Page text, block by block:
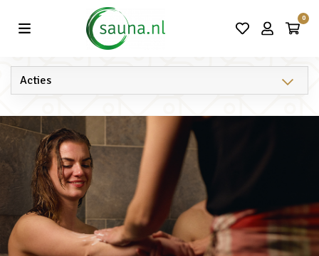
0
Vind de beste acties in één klik!